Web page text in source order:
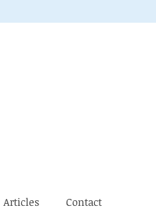
Articles Contact